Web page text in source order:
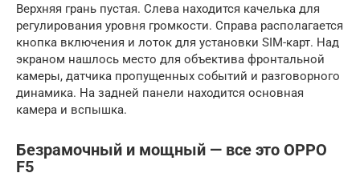
Верхняя грань пустая. Слева находится качелька для
регулирования уровня громкости. Справа располагается
кнопка включения и лоток для установки SIM-карт. Над
экраном нашлось место для объектива фронтальной
камеры, датчика пропущенных событий и разговорного
динамика. На задней панели находится основная
камера и вспышка.
Безрамочный и мощный — все это OPPO
F5